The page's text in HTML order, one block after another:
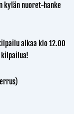
kylän nuoret-hanke
alkaa klo 12.00
kilpailua!